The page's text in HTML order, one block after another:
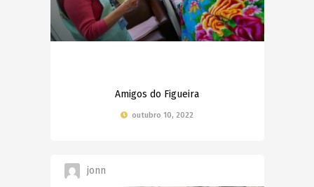
Amigos do Figueira
outubro 10, 2022
jonn